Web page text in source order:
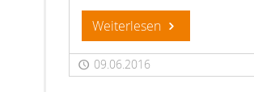
Weiterlesen
09.06.2016